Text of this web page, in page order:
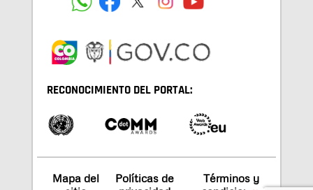
RECONOCIMIENTO DEL PORTAL:
Mapa del
Políticas de
Términos y